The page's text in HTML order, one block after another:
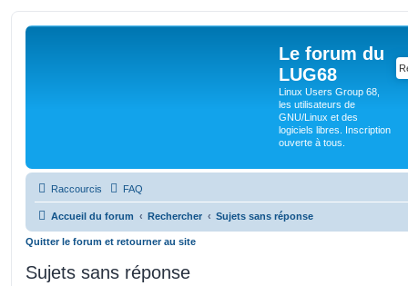
Le forum du
LUG68
Linux Users Group 68,
les utilisateurs de
GNU/Linux et des
logiciels libres. Inscription
ouverte à tous.
Raccourcis FAQ
Accueil du forum Rechercher Sujets sans réponse
Quitter le forum et retourner au site
Sujets sans réponse